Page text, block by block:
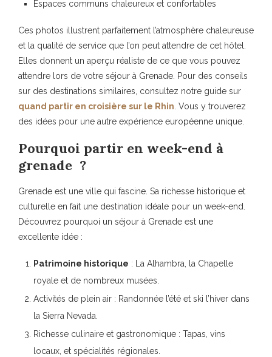
Espaces communs chaleureux et confortables
Ces photos illustrent parfaitement l’atmosphère chaleureuse
et la qualité de service que l’on peut attendre de cet hôtel.
Elles donnent un aperçu réaliste de ce que vous pouvez
attendre lors de votre séjour à Grenade . Pour des conseils
sur des destinations similaires, consultez notre guide sur
quand partir en croisière sur le Rhin . Vous y trouverez
des idées pour une autre expérience européenne unique.
Pourquoi partir en week-end à
grenade ?
Grenade est une ville qui fascine. Sa richesse historique et
culturelle en fait une destination idéale pour un week-end.
Découvrez pourquoi un séjour à Grenade est une
excellente idée :
Patrimoine historique : La Alhambra, la Chapelle
royale et de nombreux musées.
Activités de plein air : Randonnée l’été et ski l’hiver dans
la Sierra Nevada.
Richesse culinaire et gastronomique : Tapas, vins
locaux, et spécialités régionales.